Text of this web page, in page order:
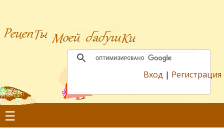
Вход | Регистрация
☰